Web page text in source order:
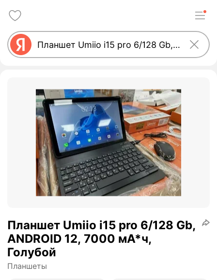
Планшет Umiio i15 pro 6/128 Gb,
ANDROID 12, 7000 мА*ч,
Голубой
Планшеты